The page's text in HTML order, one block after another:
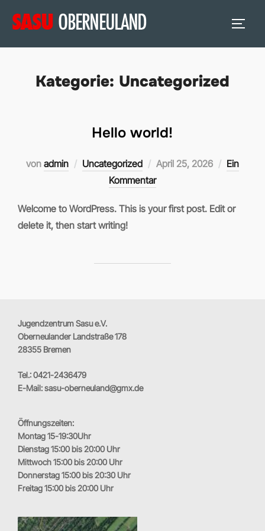
Inhalt
Kategorie: Uncategorized
Hello world!
von admin Uncategorized
Veröffentlicht
am
April 25, 2026
Ein
Kommentar
Welcome to WordPress. This is your first post. Edit or
delete it, then start writing!
Jugendzentrum Sasu e.V.
Oberneulander Landstraße 178
28355 Bremen
Tel.: 0421-2436479
E-Mail: sasu-oberneuland@gmx.de
Öffnungszeiten:
Montag 15-19:30Uhr
Dienstag 15:00 bis 20:00 Uhr
Mittwoch 15:00 bis 20:00 Uhr
Donnerstag 15:00 bis 20:30 Uhr
Freitag 15:00 bis 20:00 Uhr